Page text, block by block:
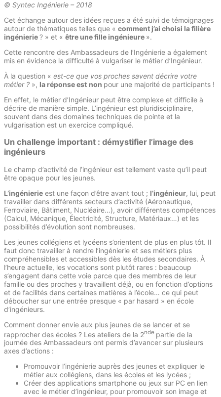
© Syntec Ingénierie – 2018
Cet échange autour des idées reçues a été suivi de témoignages
autour de thématiques telles que « comment j’ai choisi la filière
ingénierie? » et « être une fille ingénieure ».
Cette rencontre des Ambassadeurs de l’Ingénierie a également
mis en évidence la difficulté à vulgariser le métier d’Ingénieur.
À la question « est-ce que vos proches savent décrire votre
métier ? », la réponse est non pour une majorité de participants !
En effet, le métier d’Ingénieur peut être complexe et difficile à
décrire de manière simple. L’ingénieur est pluridisciplinaire,
souvent dans des domaines techniques de pointe et la
vulgarisation est un exercice compliqué.
Un challenge important : démystifier l’image des
ingénieurs
Le champ d’activité de l’ingénieur est tellement vaste qu’il peut
être opaque pour les jeunes.
L’ingénierie est une façon d’être avant tout ; l’ingénieur, lui, peut
travailler dans différents secteurs d’activité (Aéronautique,
Ferroviaire, Bâtiment, Nucléaire…), avoir différentes compétences
(Calcul, Mécanique, Électricité, Structure, Matériaux…) et les
possibilités d’évolution sont nombreuses.
Les jeunes collégiens et lycéens s’orientent de plus en plus tôt. Il
faut donc travailler à rendre l’ingénierie et ses métiers plus
compréhensibles et accessibles dès les études secondaires. À
l’heure actuelle, les vocations sont plutôt rares : beaucoup
s’engagent dans cette voie parce que des membres de leur
famille ou des proches y travaillent déjà, ou en fonction d’options
et de facilités dans certaines matières à l’école… ce qui peut
déboucher sur une entrée presque « par hasard » en école
d’ingénieurs.
Comment donner envie aux plus jeunes de se lancer et se
rapprocher des écoles ? Les ateliers de la 2nde partie de la
journée des Ambassadeurs ont permis d’avancer sur plusieurs
axes d’actions :
Promouvoir l’ingénierie auprès des jeunes et expliquer le
métier aux collégiens, dans les écoles et les lycées ;
Créer des applications smartphone ou jeux sur PC en lien
avec le métier d’ingénieur, pour promouvoir son image et